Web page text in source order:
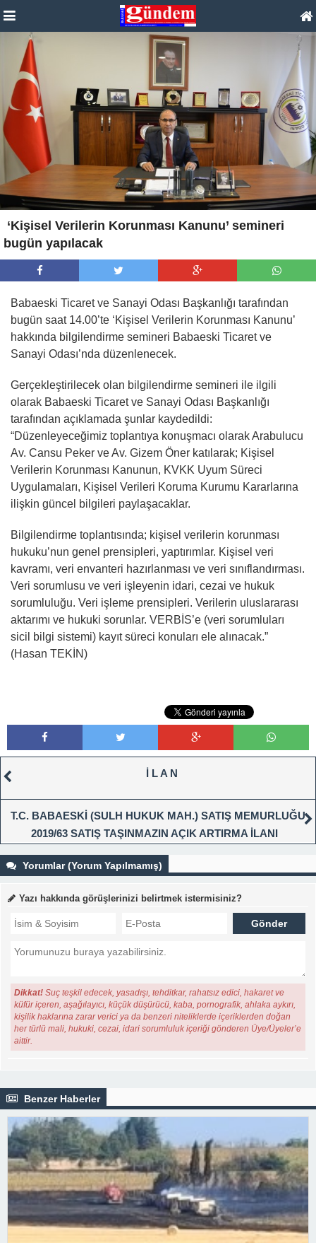
‘Kişisel Verilerin Korunması Kanunu’ semineri
bugün yapılacak
Babaeski Ticaret ve Sanayi Odası Başkanlığı tarafından
bugün saat 14.00’te ‘Kişisel Verilerin Korunması Kanunu’
hakkında bilgilendirme semineri Babaeski Ticaret ve
Sanayi Odası’nda düzenlenecek.
Gerçekleştirilecek olan bilgilendirme semineri ile ilgili
olarak Babaeski Ticaret ve Sanayi Odası Başkanlığı
tarafından açıklamada şunlar kaydedildi:
“Düzenleyeceğimiz toplantıya konuşmacı olarak Arabulucu
Av. Cansu Peker ve Av. Gizem Öner katılarak; Kişisel
Verilerin Korunması Kanunun, KVKK Uyum Süreci
Uygulamaları, Kişisel Verileri Koruma Kurumu Kararlarına
ilişkin güncel bilgileri paylaşacaklar.
Bilgilendirme toplantısında; kişisel verilerin korunması
hukuku’nun genel prensipleri, yaptırımlar. Kişisel veri
kavramı, veri envanteri hazırlanması ve veri sınıflandırması.
Veri sorumlusu ve veri işleyenin idari, cezai ve hukuk
sorumluluğu. Veri işleme prensipleri. Verilerin uluslararası
aktarımı ve hukuki sorunlar. VERBİS’e (veri sorumluları
sicil bilgi sistemi) kayıt süreci konuları ele alınacak.”
(Hasan TEKİN)
İ L A N
T.C. BABAESKİ (SULH HUKUK MAH.) SATIŞ MEMURLUĞU
2019/63 SATIŞ TAŞINMAZIN AÇIK ARTIRMA İLANI
Yorumlar (Yorum Yapılmamış)
Yazı hakkında görüşlerinizi belirtmek istermisiniz?
Dikkat! Suç teşkil edecek, yasadışı, tehditkar, rahatsız edici, hakaret ve
küfür içeren, aşağılayıcı, küçük düşürücü, kaba, pornografik, ahlaka aykırı,
kişilik haklarına zarar verici ya da benzeri niteliklerde içeriklerden doğan
her türlü mali, hukuki, cezai, idari sorumluluk içeriği gönderen Üye/Üyeler’e
aittir.
Benzer Haberler